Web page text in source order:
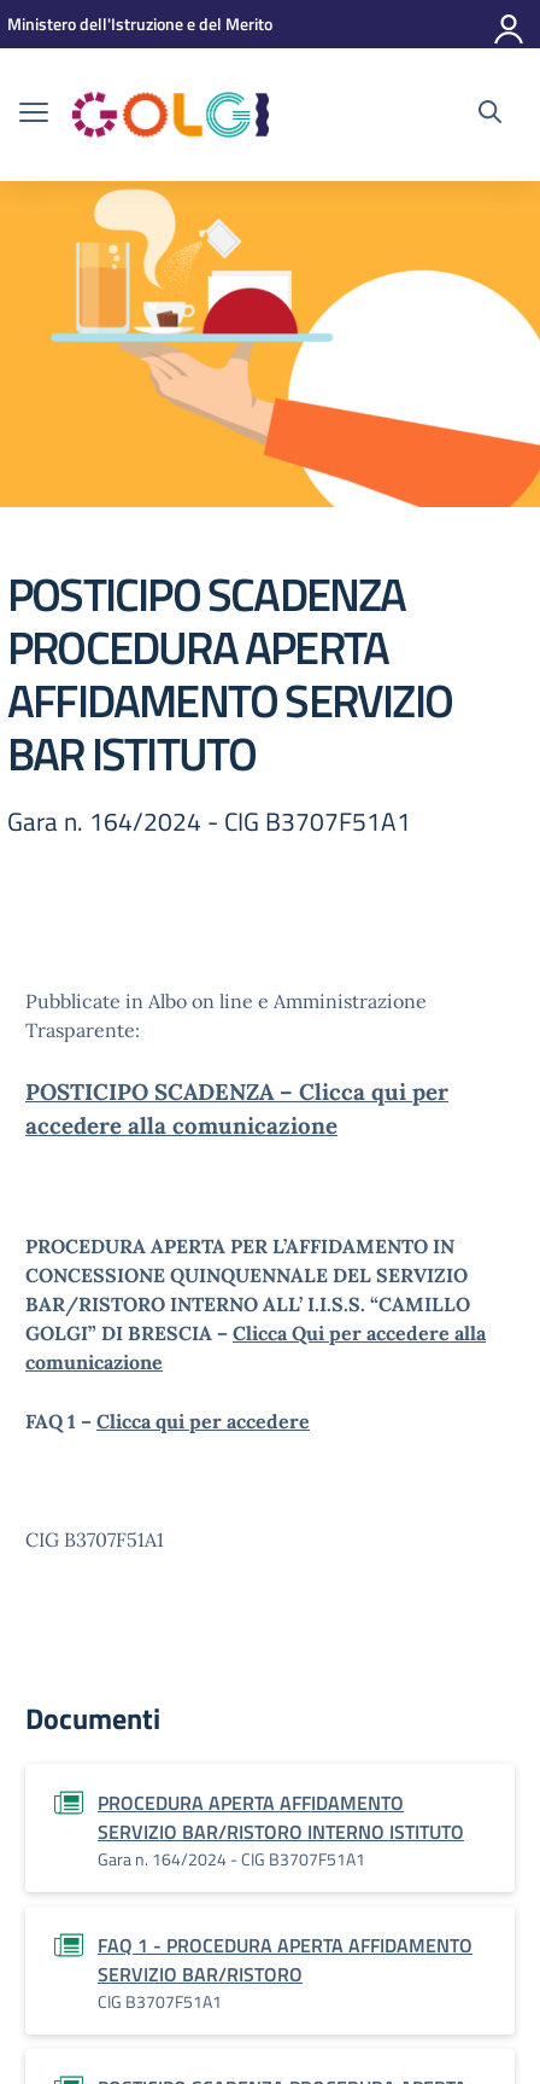
Vai ai contenuti
Vai al menu di navigazione
Vai al footer
Ministero dell'Istruzione e del Merito
POSTICIPO SCADENZA
PROCEDURA APERTA
AFFIDAMENTO SERVIZIO
BAR ISTITUTO
Gara n. 164/2024 - CIG B3707F51A1
Pubblicate in Albo on line e Amministrazione
Trasparente:
POSTICIPO SCADENZA – Clicca qui per
accedere alla comunicazione
PROCEDURA APERTA PER L’AFFIDAMENTO IN
CONCESSIONE QUINQUENNALE DEL SERVIZIO
BAR/RISTORO INTERNO ALL’ I.I.S.S. “CAMILLO
GOLGI” DI BRESCIA – Clicca Qui per accedere alla
comunicazione
FAQ 1 – Clicca qui per accedere
CIG B3707F51A1
Documenti
PROCEDURA APERTA AFFIDAMENTO
SERVIZIO BAR/RISTORO INTERNO ISTITUTO
Gara n. 164/2024 - CIG B3707F51A1
FAQ 1 - PROCEDURA APERTA AFFIDAMENTO
SERVIZIO BAR/RISTORO
CIG B3707F51A1